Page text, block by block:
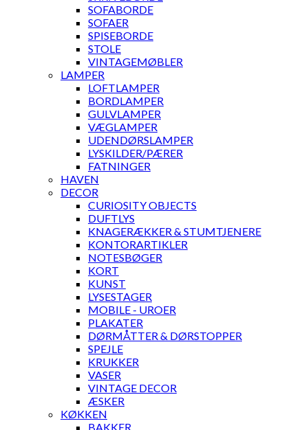
SOFABORDE
SOFAER
SPISEBORDE
STOLE
VINTAGEMØBLER
LAMPER
LOFTLAMPER
BORDLAMPER
GULVLAMPER
VÆGLAMPER
UDENDØRSLAMPER
LYSKILDER/PÆRER
FATNINGER
HAVEN
DECOR
CURIOSITY OBJECTS
DUFTLYS
KNAGERÆKKER & STUMTJENERE
KONTORARTIKLER
NOTESBØGER
KORT
KUNST
LYSESTAGER
MOBILE - UROER
PLAKATER
DØRMÅTTER & DØRSTOPPER
SPEJLE
KRUKKER
VASER
VINTAGE DECOR
ÆSKER
KØKKEN
BAKKER